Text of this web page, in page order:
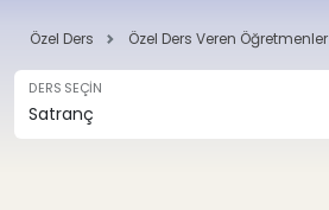
Özel Ders Özel Ders Veren Öğretmenler
DERS SEÇİN